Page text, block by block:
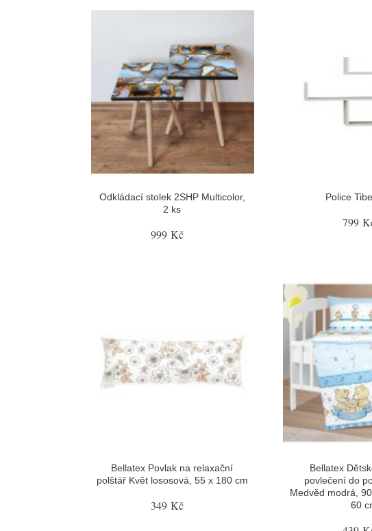
Odkládací stolek 2SHP Multicolor,
2 ks
999 Kč
Police
799
Bellatex Povlak na relaxační
polštář Květ lososová, 55 x 180 cm
349 Kč
Bellatex
povlečení do
Medvěd modrá,
60